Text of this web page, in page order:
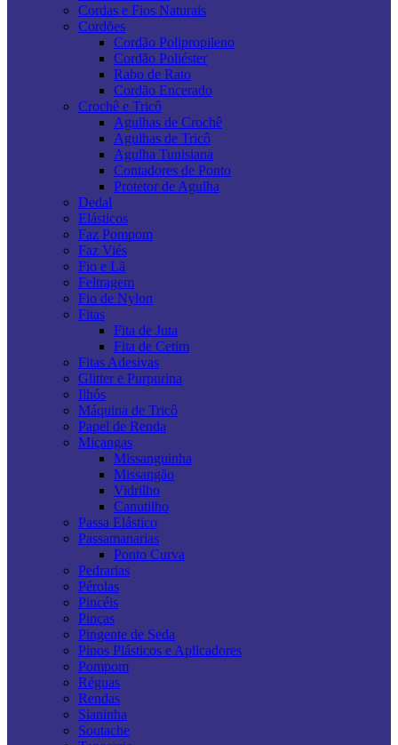
Cordas e Fios Naturais
Cordões
Cordão Polipropileno
Cordão Poliéster
Rabo de Rato
Cordão Encerado
Crochê e Tricô
Agulhas de Crochê
Agulhas de Tricô
Agulha Tunisiana
Contadores de Ponto
Protetor de Agulha
Dedal
Elásticos
Faz Pompom
Faz Viés
Fio e Lã
Feltragem
Fio de Nylon
Fitas
Fita de Juta
Fita de Cetim
Fitas Adesivas
Glitter e Purpurina
Ilhós
Máquina de Tricô
Papel de Renda
Miçangas
Missanguinha
Missangão
Vidrilho
Canutilho
Passa Elástico
Passamanarias
Ponto Curva
Pedrarias
Pérolas
Pincéis
Pinças
Pingente de Seda
Pinos Plásticos e Aplicadores
Pompom
Réguas
Rendas
Sianinha
Soutache